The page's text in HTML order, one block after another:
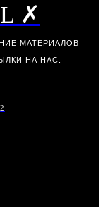
✗
МАТЕРИАЛОВ
НА НАС.